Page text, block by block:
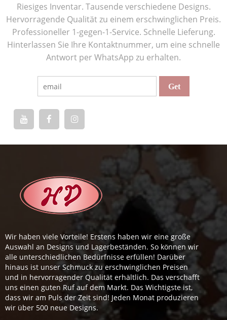
Riesiges Inventar. Tausende verschiedene Designs.
Hervorragende Qualität zu einem erschwinglichen Preis.
Professioneller 1-gegen-1-Service. Schnelle Lieferung.
Hinterlassen Sie Ihre Kontaktnummer, um eine schnelle
Antwort per WhatsApp zu erhalten.
Wir haben viele Vorteile! Erstens haben wir eine große
Auswahl an Designs und Lagerbeständen. So können wir
alle unterschiedlichen Bedürfnisse erfüllen! Darüber
hinaus ist unser Schmuck zu erschwinglichen Preisen
und in hervorragender Qualität erhältlich. Das verschafft
uns einen guten Ruf auf dem Markt. Das Wichtigste ist,
dass wir am Puls der Zeit sind! Jeden Monat produzieren
wir über 500 neue Designs.